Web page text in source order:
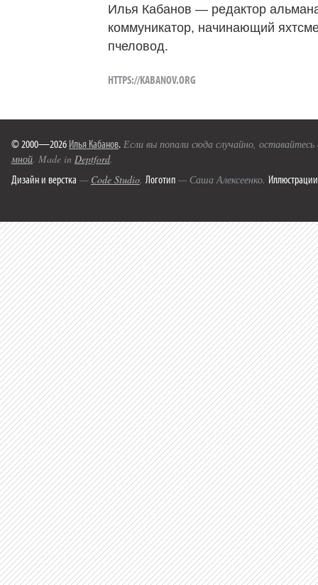
Илья Кабанов — редактор
коммуникатор, начинающий
пчеловод.
HTTPS://KABANOV.ORG
© 2000—2026 Илья Кабанов. Если вы попали сюда случайно,
мной. Made in Deptford.
Дизайн и верстка — Code Studio. Логотип — Саша Алексеенко. Иллюстрации